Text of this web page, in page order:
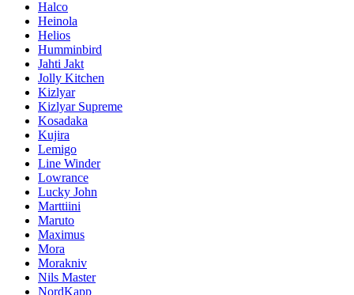
Halco
Heinola
Helios
Humminbird
Jahti Jakt
Jolly Kitchen
Kizlyar
Kizlyar Supreme
Kosadaka
Kujira
Lemigo
Line Winder
Lowrance
Lucky John
Marttiini
Maruto
Maximus
Mora
Morakniv
Nils Master
NordKapp